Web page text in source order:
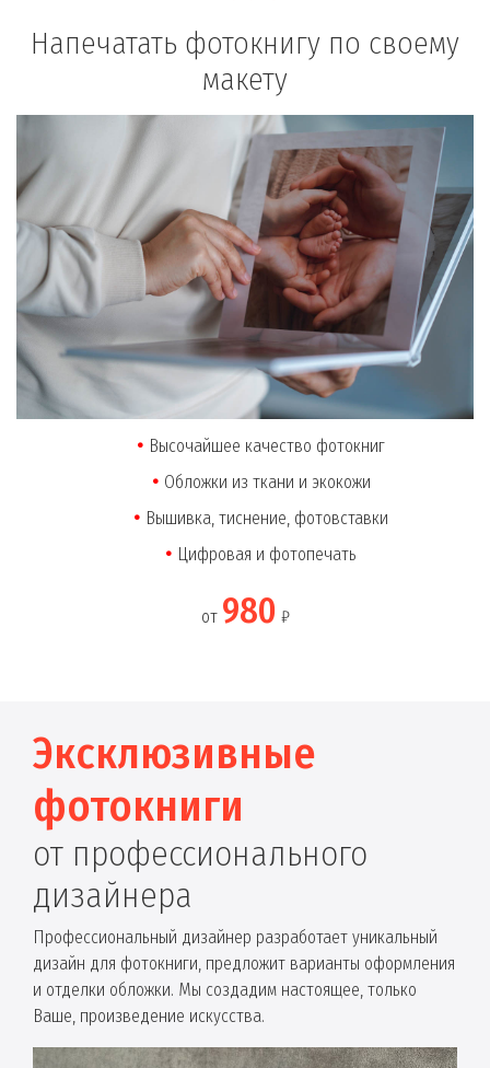
Напечатать фотокнигу по своему
макету
Высочайшее качество фотокниг
Обложки из ткани и экокожи
Вышивка, тиснение, фотовставки
Цифровая и фотопечать
от 980 ₽
Эксклюзивные
фотокниги
от профессионального
дизайнера
Профессиональный дизайнер разработает уникальный
дизайн для фотокниги, предложит варианты оформления
и отделки обложки. Мы создадим настоящее, только
Ваше, произведение искусства.